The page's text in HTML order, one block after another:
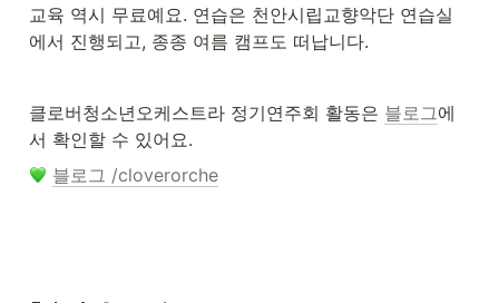
교육 역시 무료예요. 연습은 천안시립교향악단 연습실
에서 진행되고, 종종 여름 캠프도 떠납니다.
클로버청소년오케스트라 정기연주회 활동은 블로그에
서 확인할 수 있어요.
블로그 /cloverorche